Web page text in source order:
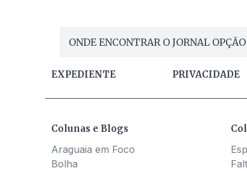
ONDE ENCONTRAR O JORNAL OPÇÃO
EXPEDIENTE PRIVACIDADE
Colunas e Blogs
Araguaia em Foco
Bolha